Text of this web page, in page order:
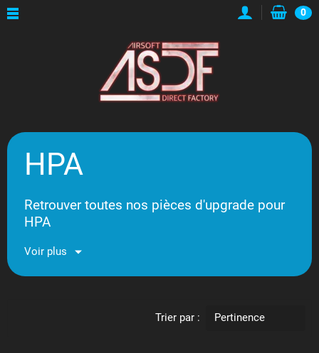
0
HPA
Retrouver toutes nos pièces d'upgrade pour
HPA
Voir plus
Trier par : Pertinence